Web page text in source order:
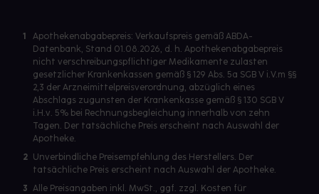
1
Apothekenabgabepreis: Verkaufspreis gemäß ABDA-
Datenbank, Stand 01.08.2026, d. h. Apothekenabgabepreis
nicht verschreibungspflichtiger Medikamente zulasten
gesetzlicher Krankenkassen gemäß § 129 Abs. 5a SGB V i.V.m §§
2,3 der Arzneimittelpreisverordnung, abzüglich eines
Abschlags zugunsten der Krankenkasse gemäß § 130 SGB V
i.H.v. 5% bei Rechnungsbegleichung innerhalb von zehn
Tagen. Der tatsächliche Preis erscheint nach Auswahl der
Apotheke.
2 Unverbindliche Preisempfehlung des Herstellers. Der
tatsächliche Preis erscheint nach Auswahl der Apotheke.
3 Alle Preisangaben inkl. MwSt., ggf. zzgl. Kosten für